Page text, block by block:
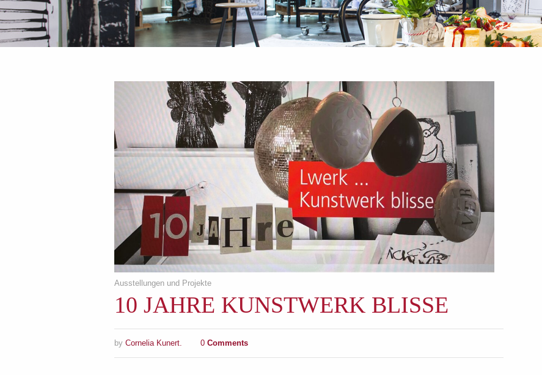
Ausstellungen und Projekte
10 JAHRE KUNSTWERK BLISSE
by Cornelia Kunert. 0 Comments